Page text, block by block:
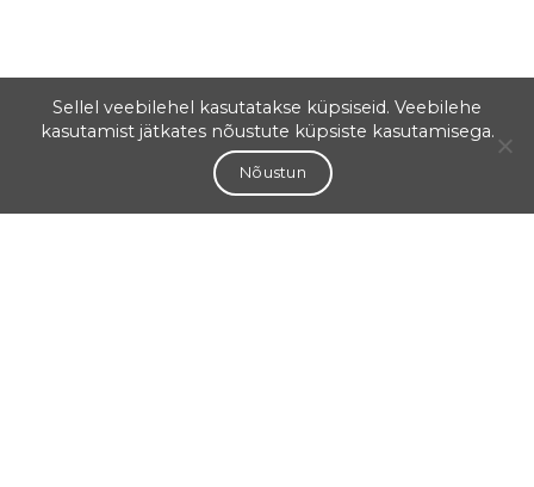
Sellel veebilehel kasutatakse küpsiseid. Veebilehe
kasutamist jätkates nõustute küpsiste kasutamisega.
Nõustun